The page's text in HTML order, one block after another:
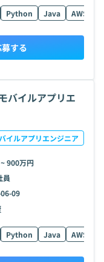
Python Java AWS
する
バイルアプリエ
イルアプリエンジニア
900万円
員
09
Python Java AWS